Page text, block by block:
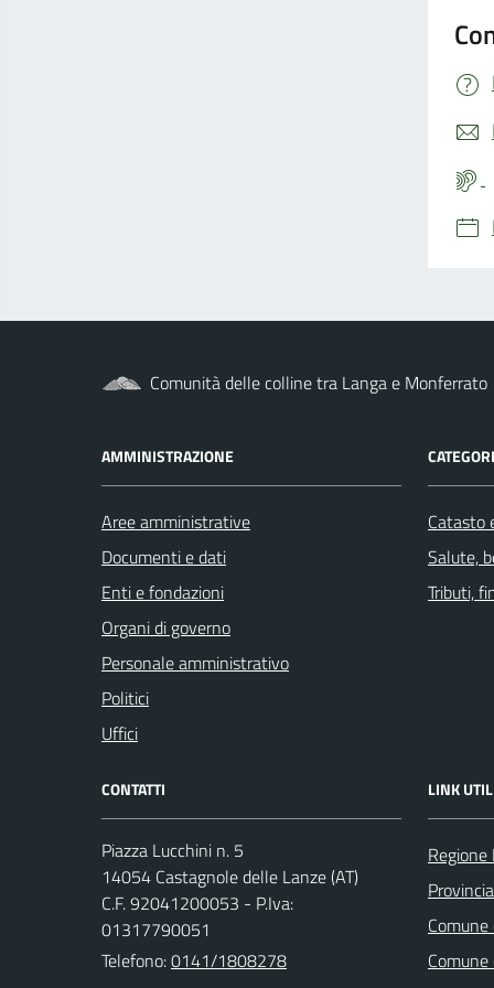
Comunità delle colline tra Langa e Monferrato
AMMINISTRAZIONE
Aree amministrative
Documenti e dati
Enti e fondazioni
Organi di governo
Personale amministrativo
Politici
Uffici
Catasto
Salute,
Tributi,
CONTATTI
Piazza Lucchini n. 5
14054 Castagnole delle Lanze (AT)
C.F. 92041200053 - P.Iva:
01317790051
Telefono:0141/1808278
LINK
Comune